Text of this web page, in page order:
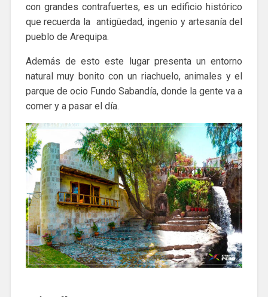
con grandes contrafuertes, es un edificio histórico
que recuerda la antigüedad, ingenio y artesanía del
pueblo de Arequipa.
Además de esto este lugar presenta un entorno
natural muy bonito con un riachuelo, animales y el
parque de ocio Fundo Sabandía, donde la gente va a
comer y a pasar el día.